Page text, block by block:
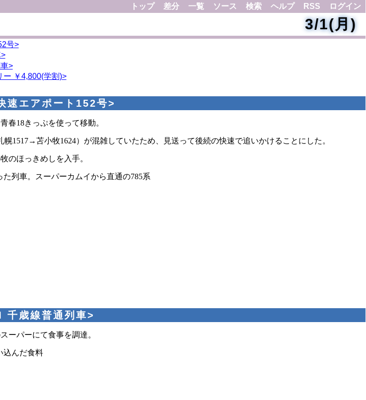
トップ 差分 一覧 ソース 検索 ヘルプ RSS ログイン
3/1(月)
号>
>
￥4,800(学割)>
エアポート152号>
春18きっぷを使って移動。
1517→苫小牧1624）が混雑していたため、見送って後続の快速で追いかけることにした。
のほっきめしを入手。
列車。スーパーカムイから直通の785系
歳線普通列車>
ーパーにて食事を調達。
込んだ食料